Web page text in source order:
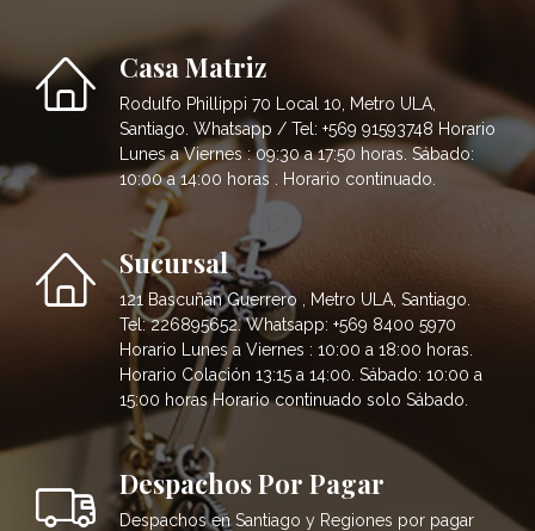
Casa Matriz
Rodulfo Phillippi 70 Local 10, Metro ULA,
Santiago. Whatsapp / Tel: +569 91593748 Horario
Lunes a Viernes : 09:30 a 17:50 horas. Sábado:
10:00 a 14:00 horas . Horario continuado.
Sucursal
121 Bascuñán Guerrero , Metro ULA, Santiago.
Tel: 226895652. Whatsapp: +569 8400 5970
Horario Lunes a Viernes : 10:00 a 18:00 horas.
Horario Colación 13:15 a 14:00. Sábado: 10:00 a
15:00 horas Horario continuado solo Sábado.
Despachos Por Pagar
Despachos en Santiago y Regiones por pagar